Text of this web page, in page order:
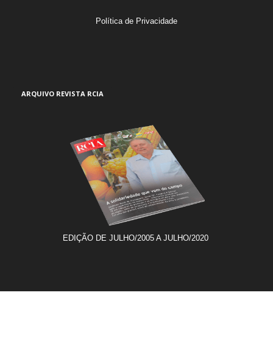
Política de Privacidade
ARQUIVO REVISTA RCIA
EDIÇÃO DE JULHO/2005 A JULHO/2020